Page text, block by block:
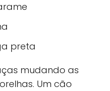
preta
mudando as
Um cão